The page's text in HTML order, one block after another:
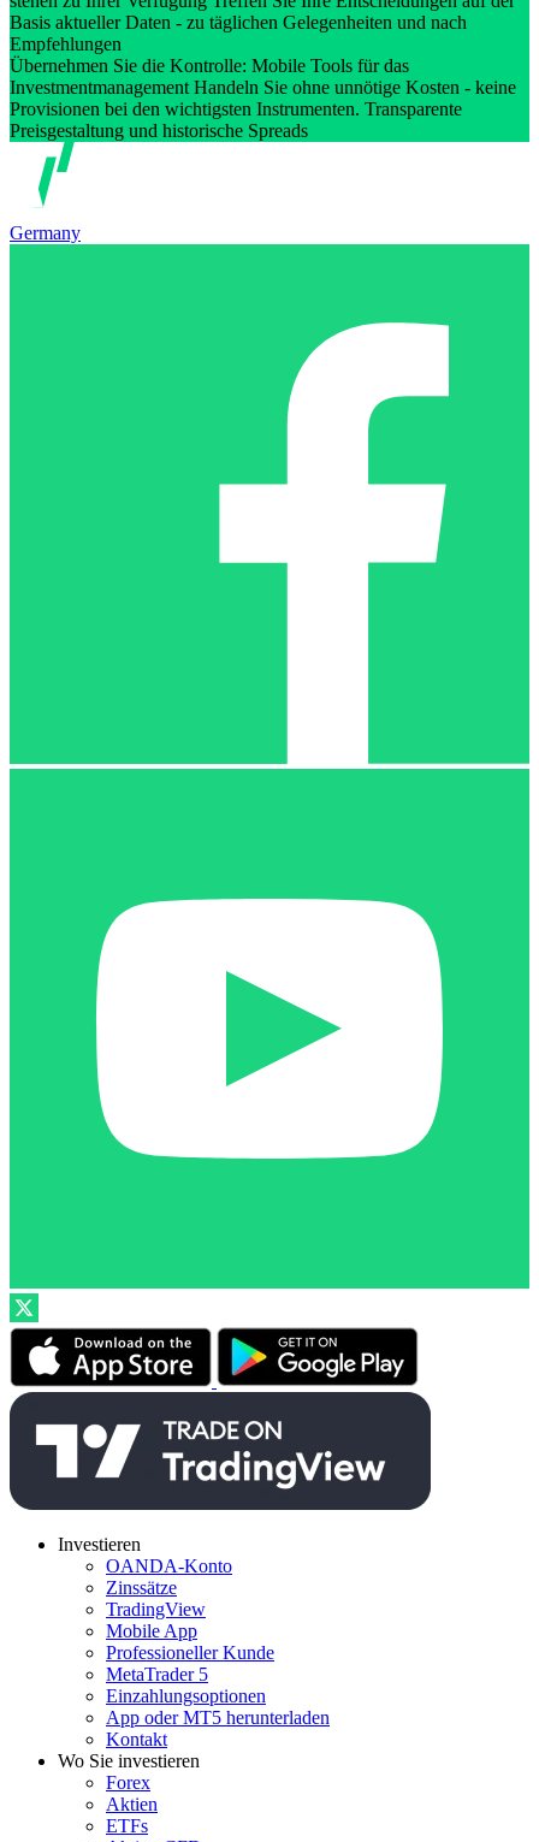
Basis aktueller Daten - zu täglichen Gelegenheiten und nach
Empfehlungen
Übernehmen Sie die Kontrolle: Mobile Tools für das
Investmentmanagement Handeln Sie ohne unnötige Kosten - keine
Provisionen bei den wichtigsten Instrumenten. Transparente
Preisgestaltung und historische Spreads
Germany
Investieren
OANDA-Konto
Zinssätze
TradingView
Mobile App
Professioneller Kunde
MetaTrader 5
Einzahlungsoptionen
App oder MT5 herunterladen
Kontakt
Wo Sie investieren
Forex
Aktien
ETFs